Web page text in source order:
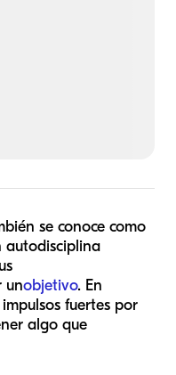
se conoce como
autodisciplina
unobjetivo. En
fuertes por
algo que